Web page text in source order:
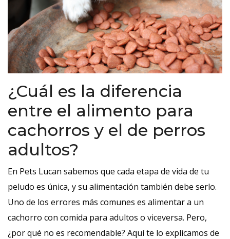
¿Cuál es la diferencia
entre el alimento para
cachorros y el de perros
adultos?
En Pets Lucan sabemos que cada etapa de vida de tu
peludo es única, y su alimentación también debe serlo.
Uno de los errores más comunes es alimentar a un
cachorro con comida para adultos o viceversa. Pero,
¿por qué no es recomendable? Aquí te lo explicamos de